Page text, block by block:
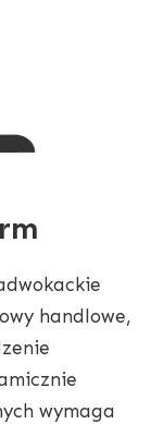
handlowe,
wymaga